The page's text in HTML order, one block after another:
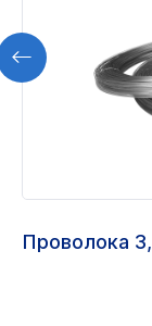
Проволока